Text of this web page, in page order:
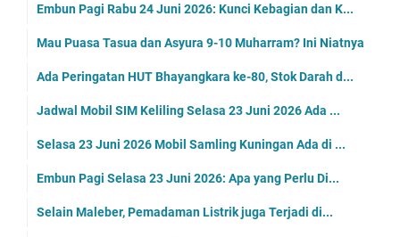
Embun Pagi Rabu 24 Juni 2026: Kunci Kebagian dan K...
Mau Puasa Tasua dan Asyura 9-10 Muharram? Ini Niatnya
Ada Peringatan HUT Bhayangkara ke-80, Stok Darah d...
Jadwal Mobil SIM Keliling Selasa 23 Juni 2026 Ada ...
Selasa 23 Juni 2026 Mobil Samling Kuningan Ada di ...
Embun Pagi Selasa 23 Juni 2026: Apa yang Perlu Di...
Selain Maleber, Pemadaman Listrik juga Terjadi di...